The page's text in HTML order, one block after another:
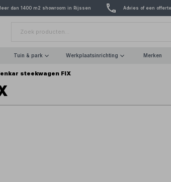
dan 1400 m2 showroom in Rijssen Advies of een
Tuin & park Werkplaatsinrichting Merken
steekwagen FIX